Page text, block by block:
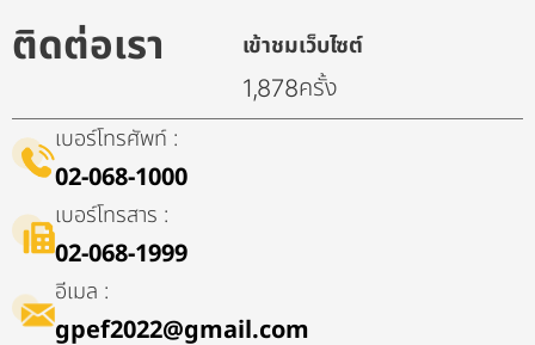
ติดต่อเรา เข้าชมเว็บไซต์
1,878ครั้ง
เบอร์โทรศัพท์ :
02-068-1000
เบอร์โทรสาร :
02-068-1999
อีเมล :
gpef2022@gmail.com